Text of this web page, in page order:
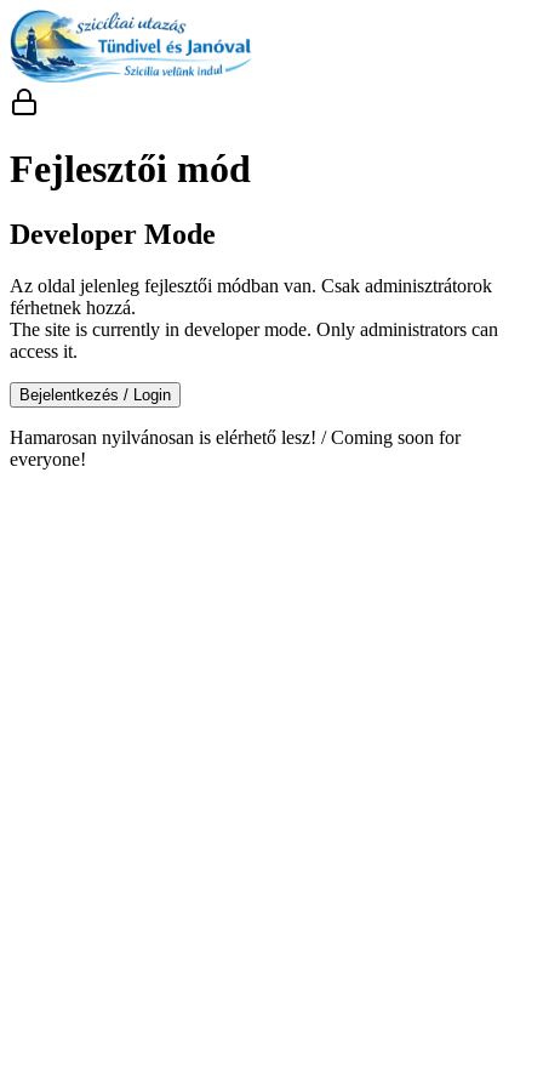
Fejlesztői mód
Developer Mode
Az oldal jelenleg fejlesztői módban van. Csak adminisztrátorok
férhetnek hozzá.
The site is currently in developer mode. Only administrators can
access it.
Bejelentkezés / Login
Hamarosan nyilvánosan is elérhető lesz! / Coming soon for
everyone!